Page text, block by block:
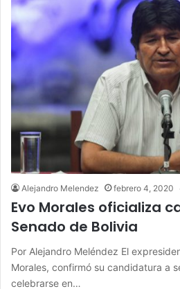
Alejandro Melendez febrero 4, 2020
Evo Morales oficializa
Senado de Bolivia
Por Alejandro Meléndez El
Morales, confirmó su candidatura a
celebrarse en…